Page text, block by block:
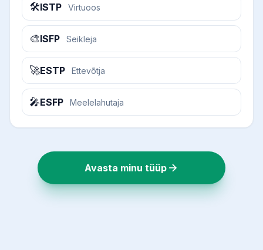
🛠️ISTP Virtuoos
🎨ISFP Seikleja
🚀ESTP Ettevõtja
🎤ESFP Meelelahutaja
Avasta minu tüüp